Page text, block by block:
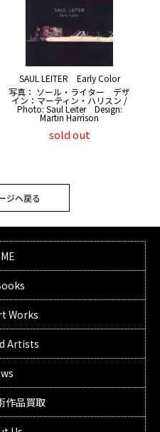
SAUL LEITER Early Color
写真： ソール・ライター デザ
イン：マーティン・ハリスン /
Photo: Saul Leiter Design:
Martin Harrison
sold out
ジへ戻る
Works
Artists
作品買取